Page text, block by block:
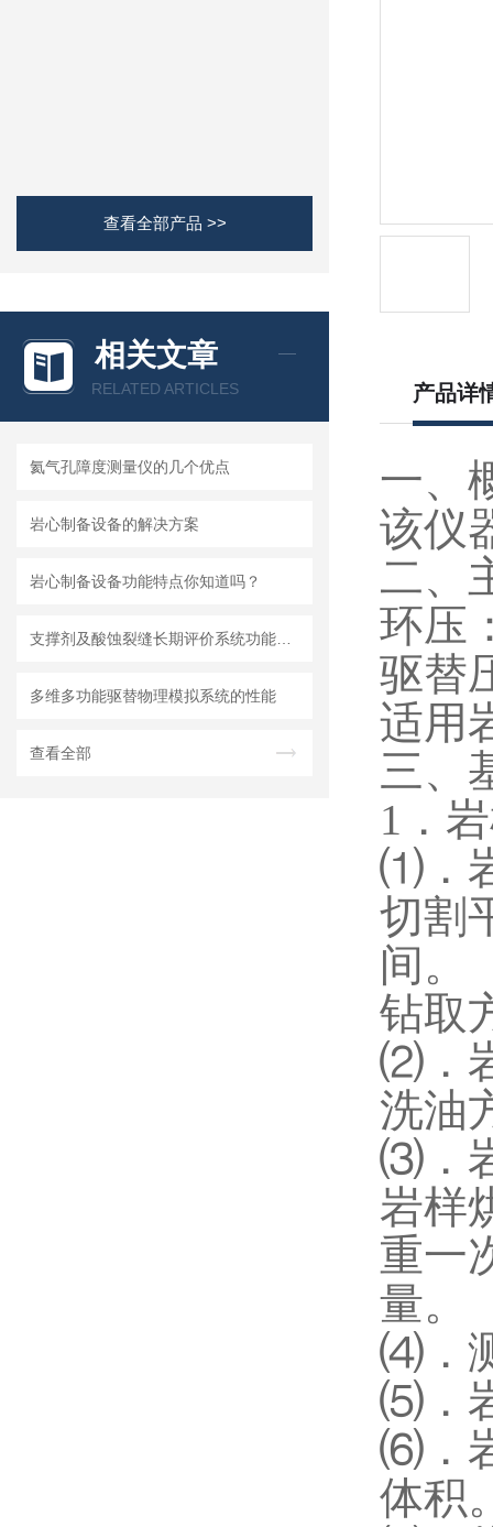
查看全部产品 >>
相关文章
RELATED ARTICLES
氦气孔障度测量仪的几个优点
岩心制备设备的解决方案
岩心制备设备功能特点你知道吗？
多维多功能驱替物理模拟系统的性能
查看全部
产品详
一、
该仪
二、
环压
驱替
适用
三、
1．
⑴．
切割
间。
钻取
⑵．
洗油
⑶．
岩样
重一
量。
⑷．
⑸．
⑹．
体积